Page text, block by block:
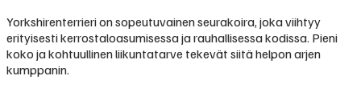
Yorkshirenterrieri on sopeutuvainen seurakoira, joka viihtyy
erityisesti kerrostaloasumisessa ja rauhallisessa kodissa. Pieni
koko ja kohtuullinen liikuntatarve tekevät siitä helpon arjen
kumppanin.